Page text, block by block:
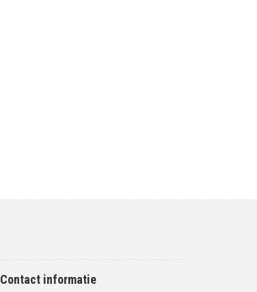
Contact informatie